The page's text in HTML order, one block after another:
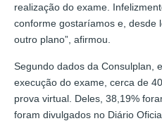
realização do exame.
conforme gostaríamos e, desde
outro plano”, afirmou.
Segundo dados da Consulplan,
execução do exame, cerca de
prova virtual. Deles, 38,19%
foram divulgados no Diário